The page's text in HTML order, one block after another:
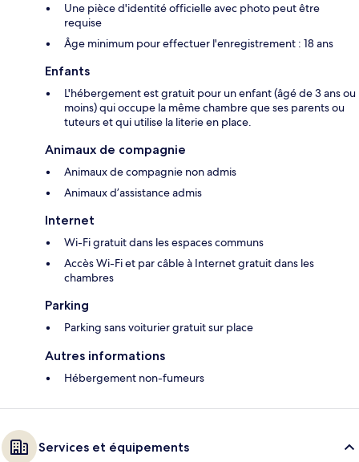
Une pièce d'identité officielle avec photo peut être
requise
Âge minimum pour effectuer l'enregistrement : 18 ans
Enfants
L'hébergement est gratuit pour un enfant (âgé de 3 ans ou
moins) qui occupe la même chambre que ses parents ou
tuteurs et qui utilise la literie en place.
Animaux de compagnie
Animaux de compagnie non admis
Animaux d’assistance admis
Internet
Wi-Fi gratuit dans les espaces communs
Accès Wi-Fi et par câble à Internet gratuit dans les
chambres
Parking
Parking sans voiturier gratuit sur place
Autres informations
Hébergement non-fumeurs
Services et équipements